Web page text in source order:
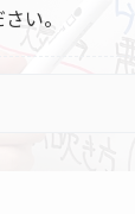
い。